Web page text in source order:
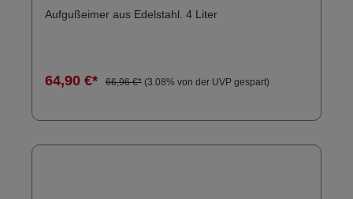
Aufgußeimer aus Edelstahl. 4 Liter
64,90 €* 66,96 €* (3.08% von der UVP gespart)